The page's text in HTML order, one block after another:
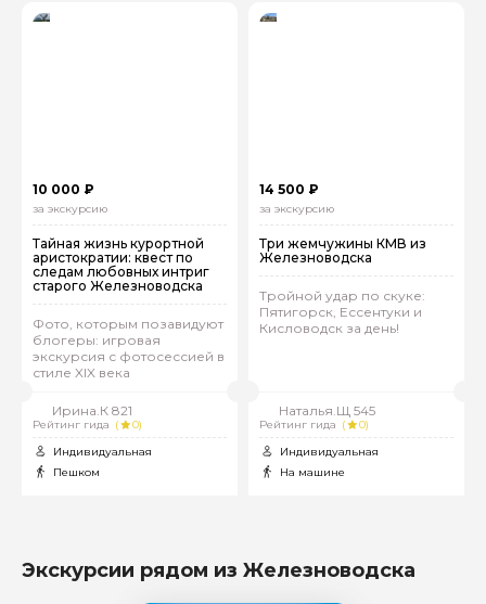
10 000 ₽
за экскурсию
Тайная жизнь курортной
аристократии: квест по
следам любовных интриг
старого Железноводска
Фото, которым позавидуют
блогеры: игровая
экскурсия с фотосессией в
стиле XIX века
Ирина.К 821
Рейтинг гида (
0)
Индивидуальная
Пешком
14 500 ₽
за экскурсию
Три жемчужины КМВ из
Железноводска
Тройной удар по скуке:
Пятигорск, Ессентуки и
Кисловодск за день!
Наталья.Щ 545
Рейтинг гида (
0)
Индивидуальная
На машине
Экскурсии рядом из Железноводска